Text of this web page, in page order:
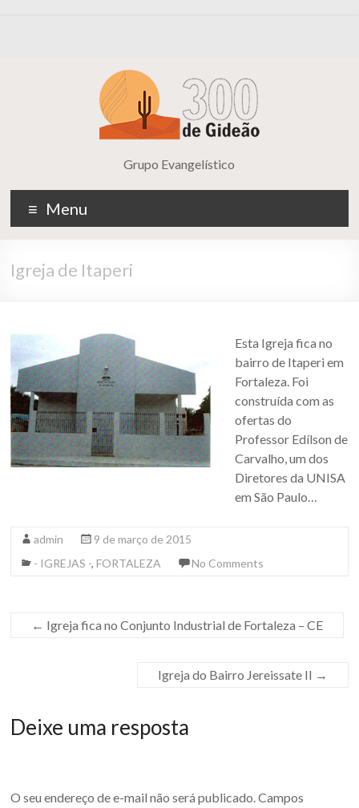
Grupo Evangelístico
Menu
Igreja de Itaperi
Esta Igreja fica no
bairro de Itaperi em
Fortaleza. Foi
construída com as
ofertas do
Professor Edílson de
Carvalho, um dos
Diretores da UNISA
em São Paulo…
admin
9 de março de 2015
- IGREJAS -,FORTALEZA No Comments
← Igreja fica no Conjunto Industrial de Fortaleza – CE
Igreja do Bairro Jereissate II →
Deixe uma resposta
O seu endereço de e-mail não será publicado.Campos